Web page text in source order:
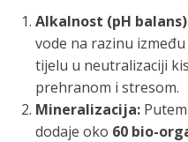
Alkalnost (pH
vode na razinu između
tijelu u neutralizaciji
prehranom i stresom.
Mineralizacija:
dodaje oko 60 bio-